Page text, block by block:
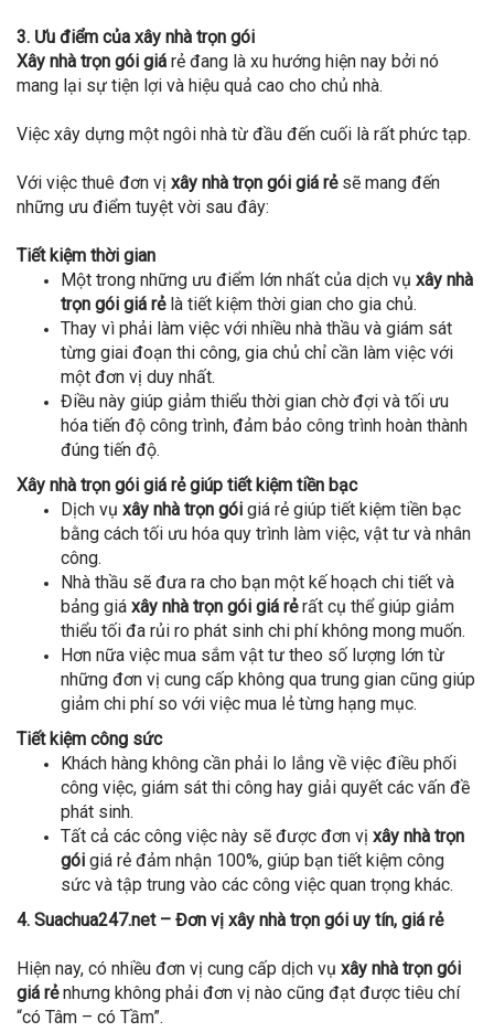
3. Ưu điểm của xây nhà trọn gói
Xây nhà trọn gói giá rẻ đang là xu hướng hiện nay bởi nó
mang lại sự tiện lợi và hiệu quả cao cho chủ nhà.
Việc xây dựng một ngôi nhà từ đầu đến cuối là rất phức tạp.
Với việc thuê đơn vị xây nhà trọn gói giá rẻsẽ mang đến
những ưu điểm tuyệt vời sau đây:
Tiết kiệm thời gian
Một trong những ưu điểm lớn nhất của dịch vụ xây nhà
trọn gói giá rẻlà tiết kiệm thời gian cho gia chủ.
Thay vì phải làm việc với nhiều nhà thầu và giám sát
từng giai đoạn thi công, gia chủ chỉ cần làm việc với
một đơn vị duy nhất.
Điều này giúp giảm thiểu thời gian chờ đợi và tối ưu
hóa tiến độ công trình, đảm bảo công trình hoàn thành
đúng tiến độ.
Xây nhà trọn gói giá rẻ giúp tiết kiệm tiền bạc
Dịch vụ xây nhà trọn gói giá rẻ giúp tiết kiệm tiền bạc
bằng cách tối ưu hóa quy trình làm việc, vật tư và nhân
công.
Nhà thầu sẽ đưa ra cho bạn một kế hoạch chi tiết và
bảng giá xây nhà trọn gói giá rẻrất cụ thể giúp giảm
thiểu tối đa rủi ro phát sinh chi phí không mong muốn.
Hơn nữa việc mua sắm vật tư theo số lượng lớn từ
những đơn vị cung cấp không qua trung gian cũng giúp
giảm chi phí so với việc mua lẻ từng hạng mục.
Tiết kiệm công sức
Khách hàng không cần phải lo lắng về việc điều phối
công việc, giám sát thi công hay giải quyết các vấn đề
phát sinh.
Tất cả các công việc này sẽ được đơn vị xây nhà trọn
gói giá rẻ đảm nhận 100%, giúp bạn tiết kiệm công
sức và tập trung vào các công việc quan trọng khác.
4. Suachua247.net – Đơn vị xây nhà trọn gói uy tín, giá rẻ
Hiện nay, có nhiều đơn vị cung cấp dịch vụ xây nhà trọn gói
giá rẻnhưng không phải đơn vị nào cũng đạt được tiêu chí
“có Tâm – có Tầm”.